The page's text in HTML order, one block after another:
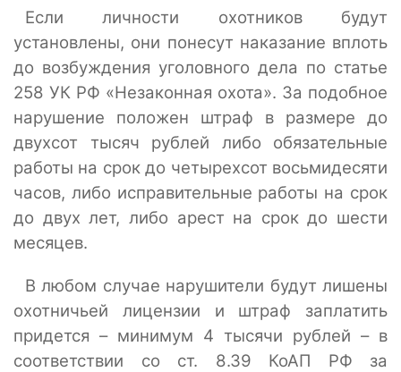
Если личности охотников будут
установлены, они понесут наказание вплоть
до возбуждения уголовного дела по статье
258 УК РФ «Незаконная охота». За подобное
нарушение положен штраф в размере до
двухсот тысяч рублей либо обязательные
работы на срок до четырехсот восьмидесяти
часов, либо исправительные работы на срок
до двух лет, либо арест на срок до шести
месяцев.
В любом случае нарушители будут лишены
охотничьей лицензии и штраф заплатить
придется – минимум 4 тысячи рублей – в
соответствии со ст. 8.39 КоАП РФ за